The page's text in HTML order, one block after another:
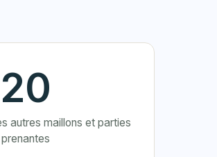
20
autres maillons et parties
prenantes